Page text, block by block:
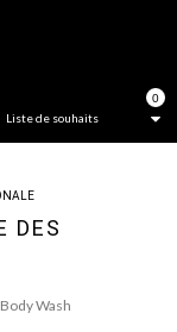
0
Liste de souhaits
DES
Wash